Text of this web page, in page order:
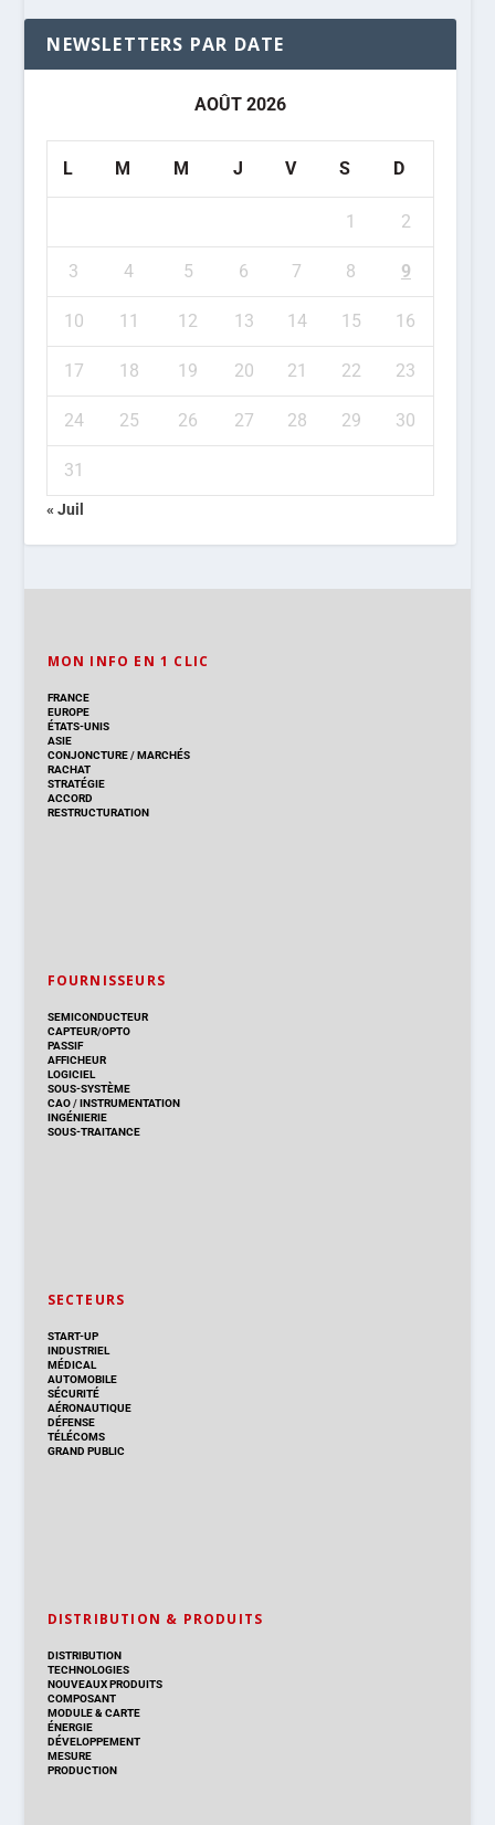
NEWSLETTERS PAR DATE
AOÛT 2026
L M M J V S D
1 2
3 4 5 6 7 8 9
10 11 12 13 14 15 16
17 18 19 20 21 22 23
24 25 26 27 28 29 30
31
« Juil
MON INFO EN 1 CLIC
FRANCE
EUROPE
ÉTATS-UNIS
ASIE
CONJONCTURE/MARCHÉS
RACHAT
STRATÉGIE
ACCORD
RESTRUCTURATION
FOURNISSEURS
SEMICONDUCTEUR
CAPTEUR/OPTO
PASSIF
AFFICHEUR
LOGICIEL
SOUS-SYSTÈME
CAO/INSTRUMENTATION
INGÉNIERIE
SOUS-TRAITANCE
SECTEURS
START-UP
INDUSTRIEL
MÉDICAL
AUTOMOBILE
SÉCURITÉ
AÉRONAUTIQUE
DÉFENSE
TÉLÉCOMS
GRAND PUBLIC
DISTRIBUTION & PRODUITS
DISTRIBUTION
TECHNOLOGIES
NOUVEAUX PRODUITS
COMPOSANT
MODULE & CARTE
ÉNERGIE
DÉVELOPPEMENT
MESURE
PRODUCTION